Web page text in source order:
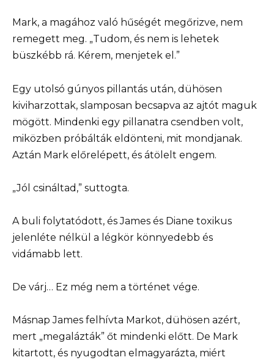
Mark, a magához való hűségét megőrizve, nem
remegett meg. „Tudom, és nem is lehetek
büszkébb rá. Kérem, menjetek el.”
Egy utolsó gúnyos pillantás után, dühösen
kiviharzottak, slamposan becsapva az ajtót maguk
mögött. Mindenki egy pillanatra csendben volt,
miközben próbálták eldönteni, mit mondjanak.
Aztán Mark előrelépett, és átölelt engem.
„Jól csináltad,” suttogta.
A buli folytatódott, és James és Diane toxikus
jelenléte nélkül a légkör könnyedebb és
vidámabb lett.
De várj… Ez még nem a történet vége.
Másnap James felhívta Markot, dühösen azért,
mert „megalázták” őt mindenki előtt. De Mark
kitartott, és nyugodtan elmagyarázta, miért